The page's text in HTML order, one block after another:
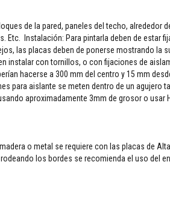
de la pared, paneles del techo, alrededor
Instalación: Para pintarla deben de estar
las placas deben de ponerse mostrando la
instalar con tornillos, o con fijaciones de
hacerse a 300 mm del centro y 15 mm
para aislante se meten dentro de un agujero
aproximadamente 3mm de grosor o usar
o metal se requiere con las placas de
los bordes se recomienda el uso del